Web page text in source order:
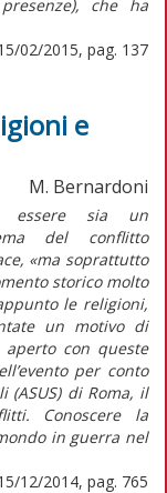
che ha
02/2015, pag. 137
e
M. Bernardoni
essere sia un
del conflitto
«ma soprattutto
storico molto
le religioni,
un motivo di
con queste
per conto
(ASUS) di Roma, il
Conoscere la
in guerra nel
12/2014, pag. 765